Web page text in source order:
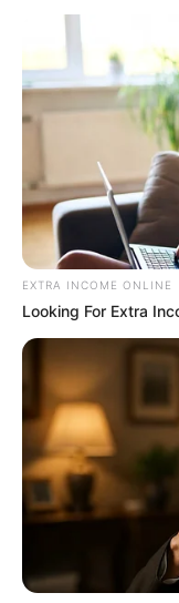
Πόσο πιο
η
Τρίτη, 5 Ιουλίου
Άρθρο-κόλαφος
York Times για τις
υποκλοπές στην
EXTRA INCOME ONLINE
Looking For Extra